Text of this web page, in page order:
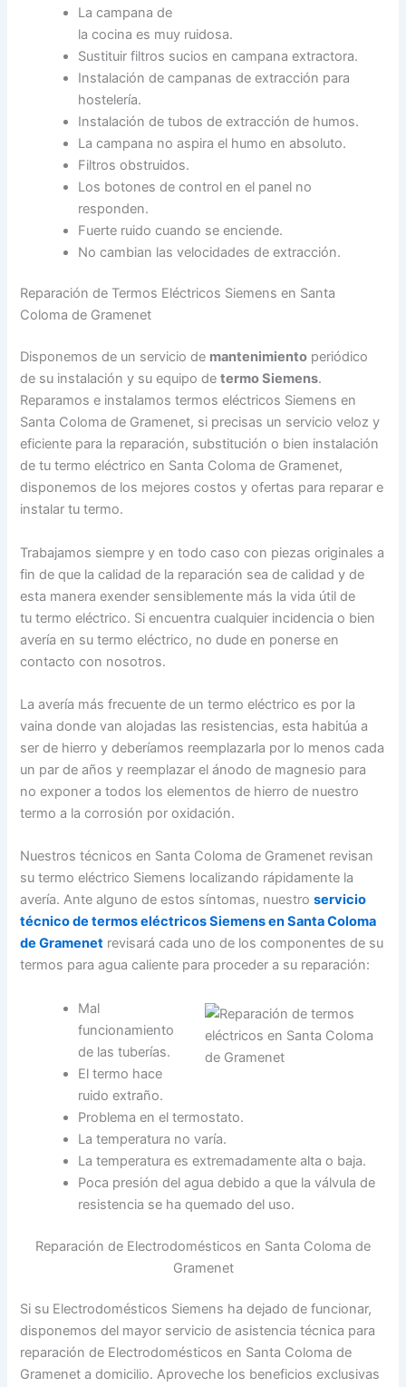
La campana de
la cocina es muy ruidosa.
Sustituir filtros sucios en campana extractora.
Instalación de campanas de extracción para
hostelería.
Instalación de tubos de extracción de humos.
La campana no aspira el humo en absoluto.
Filtros obstruidos.
Los botones de control en el panel no
responden.
Fuerte ruido cuando se enciende.
No cambian las velocidades de extracción.
Reparación de Termos Eléctricos Siemens en Santa
Coloma de Gramenet
Disponemos de un servicio de mantenimiento periódico
de su instalación y su equipo determo Siemens.
Reparamos e instalamos termos eléctricos Siemens en
Santa Coloma de Gramenet, si precisas un servicio veloz y
eficiente para la reparación, substitución o bien instalación
de tu termo eléctrico en Santa Coloma de Gramenet,
disponemos de los mejores costos y ofertas para reparar e
instalar tu termo.
Trabajamos siempre y en todo caso con piezas originales a
fin de que la calidad de la reparación sea de calidad y de
esta manera exender sensiblemente más la vida útil de
tu termo eléctrico. Si encuentra cualquier incidencia o bien
avería en su termo eléctrico, no dude en ponerse en
contacto con nosotros.
La avería más frecuente de un termo eléctrico es por la
vaina donde van alojadas las resistencias, esta habitúa a
ser de hierro y deberíamos reemplazarla por lo menos cada
un par de años y reemplazar el ánodo de magnesio para
no exponer a todos los elementos de hierro de nuestro
termo a la corrosión por oxidación.
Nuestros técnicos en Santa Coloma de Gramenet revisan
su termo eléctrico Siemens localizando rápidamente la
avería. Ante alguno de estos síntomas, nuestroservicio
técnico de termos eléctricos Siemens en Santa Coloma
de Gramenet revisará cada uno de los componentes de su
termos para agua caliente para proceder a su reparación:
Mal
funcionamiento
de las tuberías.
El termo hace
ruido extraño.
Problema en el termostato.
La temperatura no varía.
La temperatura es extremadamente alta o baja.
Poca presión del agua debido a que la válvula de
resistencia se ha quemado del uso.
Reparación de Electrodomésticos en Santa Coloma de
Gramenet
Si su Electrodomésticos Siemens ha dejado de funcionar,
disponemos del mayor servicio de asistencia técnica para
reparación de Electrodomésticos en Santa Coloma de
Gramenet a domicilio. Aproveche los beneficios exclusivas